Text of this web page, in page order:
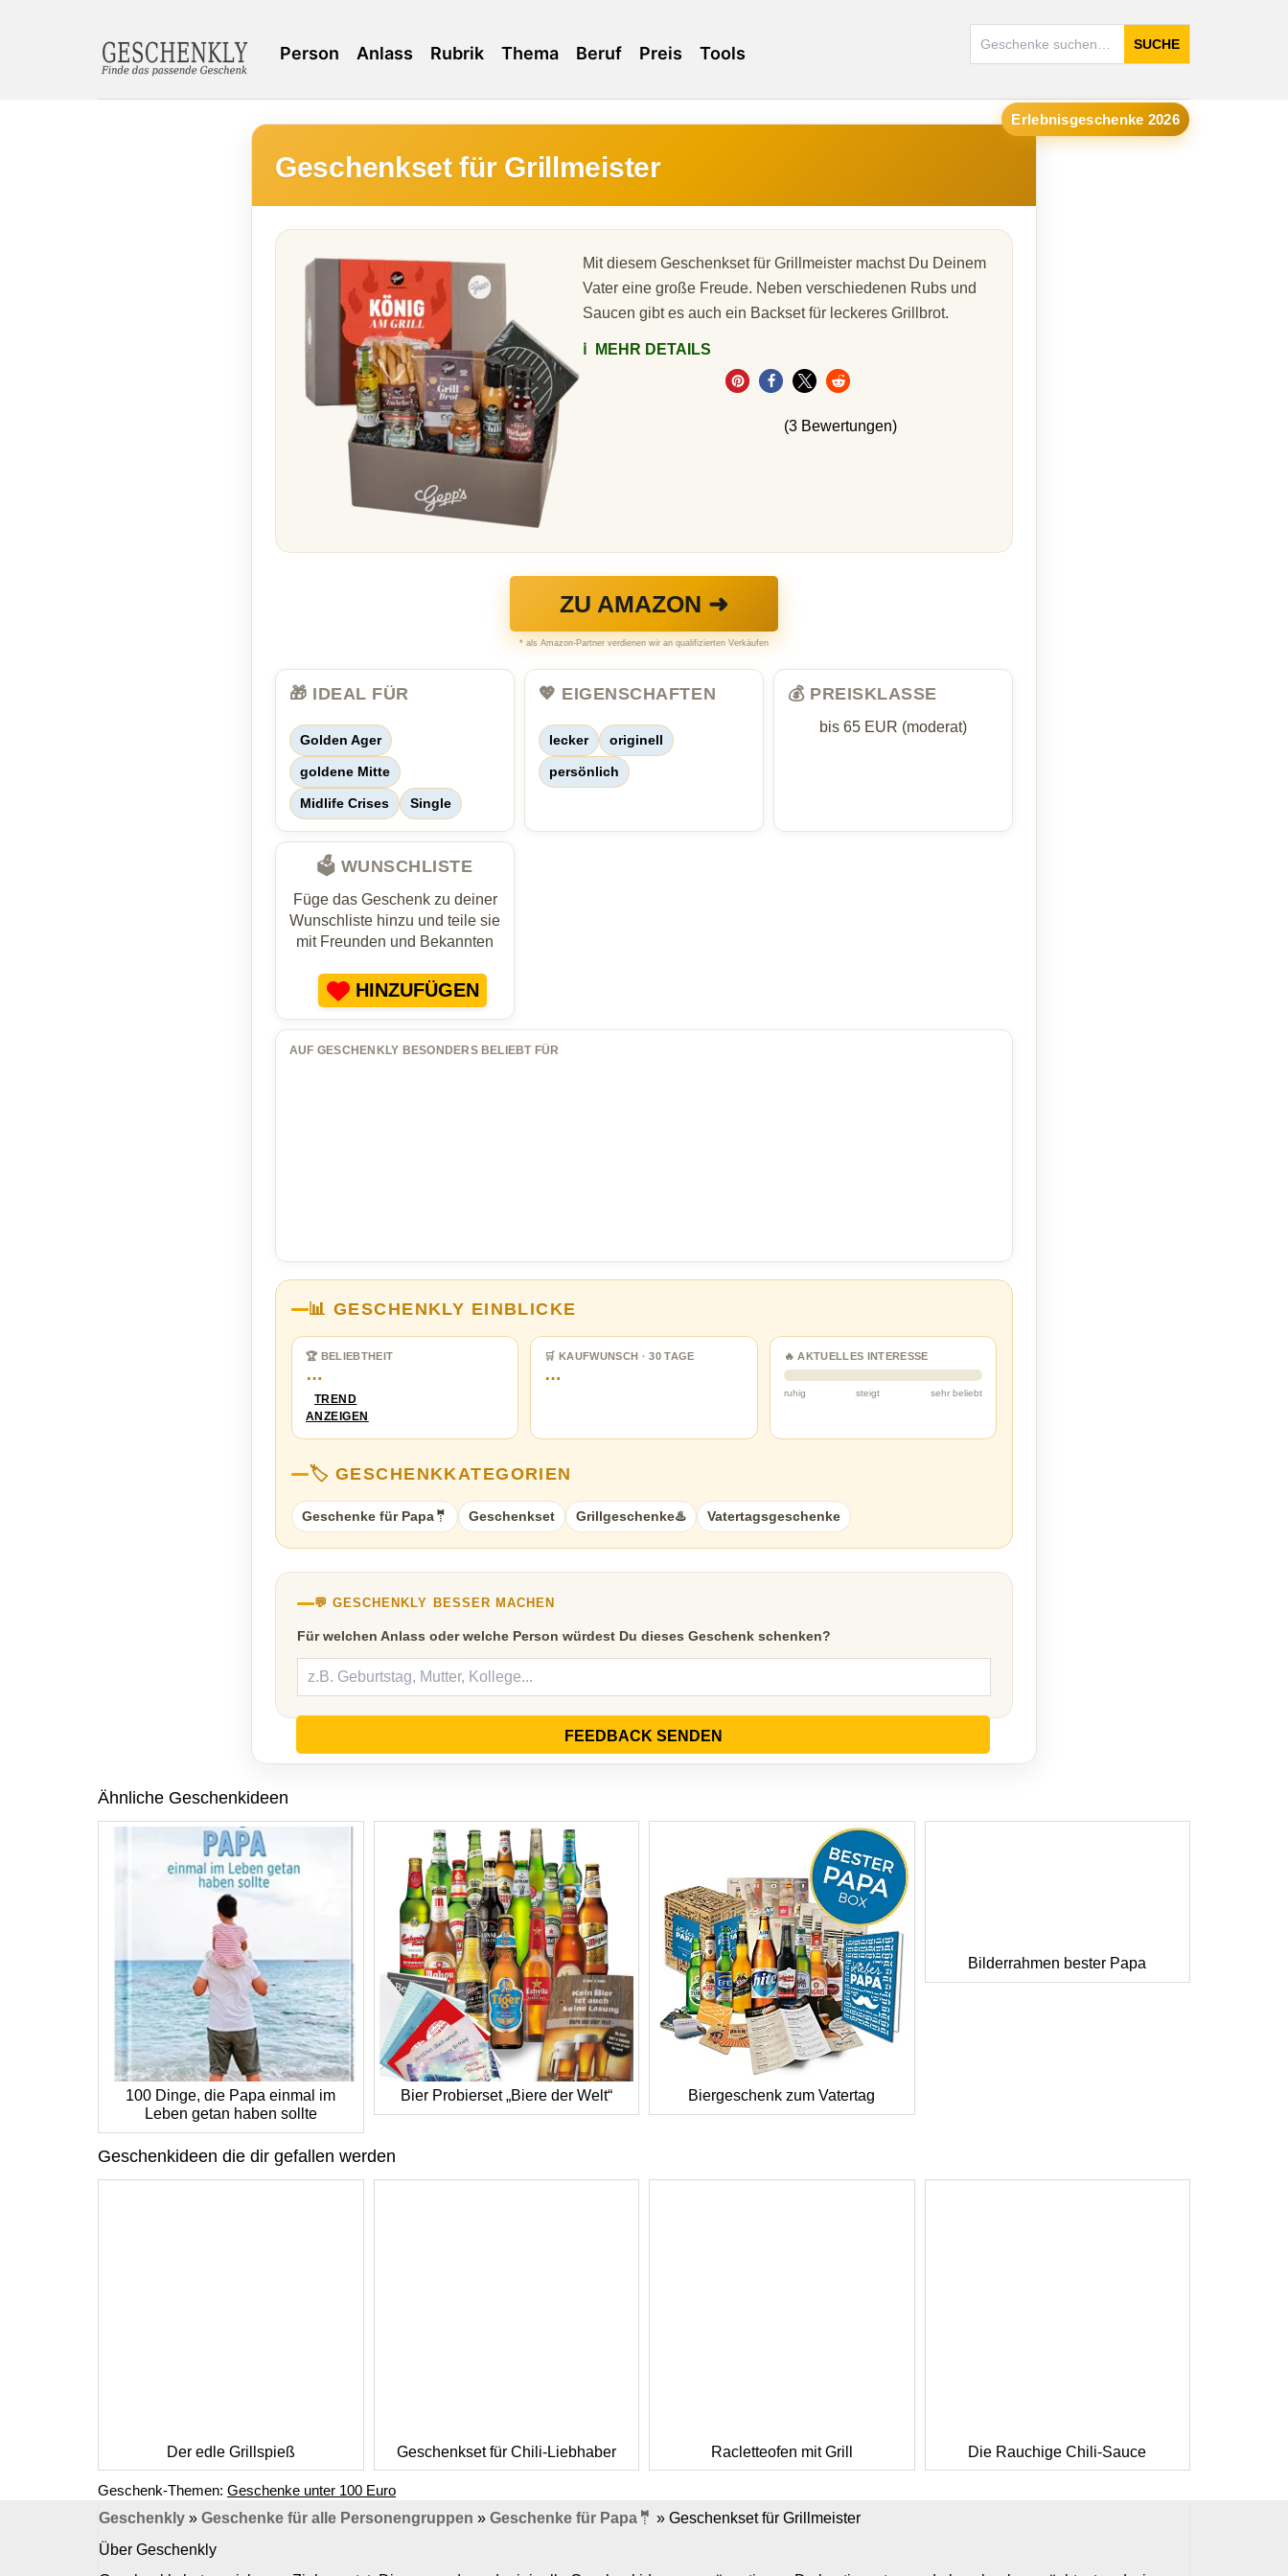
SUCHE
Person Anlass Rubrik Thema Beruf Preis Tools
Erlebnisgeschenke 2026
Geschenkset für Grillmeister
Mit diesem Geschenkset für Grillmeister machst Du Deinem
Vater eine große Freude. Neben verschiedenen Rubs und
Saucen gibt es auch ein Backset für leckeres Grillbrot.
ℹ️ MEHR DETAILS
(3 Bewertungen)
ZU AMAZON ➜
* als Amazon-Partner verdienen wir an qualifizierten Verkäufen
🎁 IDEAL FÜR
Golden Ager
goldene Mitte
Midlife Crises Single
💖 EIGENSCHAFTEN
lecker originell
persönlich
💰 PREISKLASSE
bis 65 EUR (moderat)
🗳️ WUNSCHLISTE
Füge das Geschenk zu deiner
Wunschliste hinzu und teile sie
mit Freunden und Bekannten
HINZUFÜGEN
AUF GESCHENKLY BESONDERS BELIEBT FÜR
📊 GESCHENKLY EINBLICKE
🏆 BELIEBTHEIT
…
TREND
ANZEIGEN
🛒 KAUFWUNSCH · 30 TAGE
…
🔥 AKTUELLES INTERESSE
ruhig steigt sehr beliebt
🏷️ GESCHENKKATEGORIEN
Geschenke für Papa🤵 Geschenkset Grillgeschenke♨️ Vatertagsgeschenke
💬 GESCHENKLY BESSER MACHEN
Für welchen Anlass oder welche Person würdest Du dieses Geschenk schenken?
FEEDBACK SENDEN
Ähnliche Geschenkideen
100 Dinge, die Papa einmal im
Leben getan haben sollte
Bier Probierset „Biere der Welt“ Biergeschenk zum Vatertag
Bilderrahmen bester Papa
Geschenkideen die dir gefallen werden
Der edle Grillspieß Geschenkset für Chili-Liebhaber Racletteofen mit Grill Die Rauchige Chili-Sauce
Geschenk-Themen: Geschenke unter 100 Euro
Geschenkly » Geschenke für alle Personengruppen » Geschenke für Papa🤵 » Geschenkset für Grillmeister
Über Geschenkly